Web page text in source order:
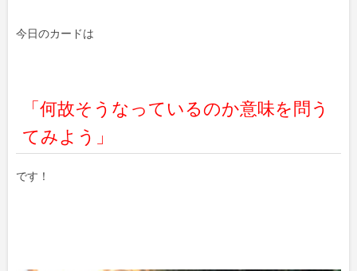
今日のカードは
「何故そうなっているのか意味を問う
てみよう」
です！